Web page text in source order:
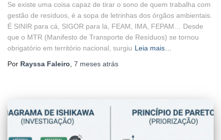
Se existe uma coisa capaz de tirar o sono de quem trabalha com
gestão de resíduos, é a sopa de letrinhas dos órgãos ambientais.
É SINIR para cá, SIGOR para lá, FEAM, IMA, FEPAM… Desde
que o MTR (Manifesto de Transporte de Resíduos) se tornou
obrigatório em território nacional, surgiu Leia mais…
Por Rayssa Faleiro, 7 meses atrás